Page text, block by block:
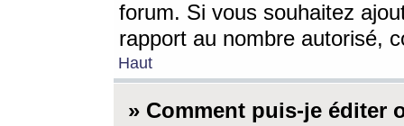
forum. Si vous souhaitez
rapport au nombre autorisé,
Haut
» Comment puis-je éditer